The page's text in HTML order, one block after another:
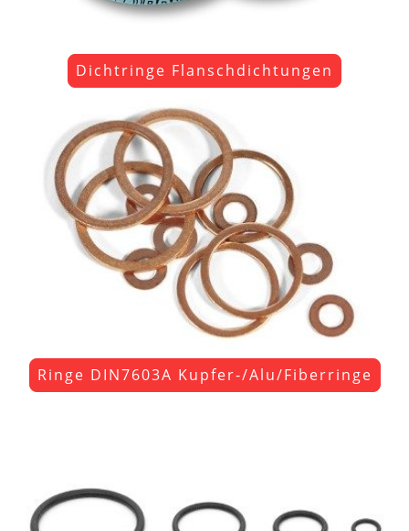
Dichtringe Flanschdichtungen
Ringe DIN7603A Kupfer-/Alu/Fiberringe